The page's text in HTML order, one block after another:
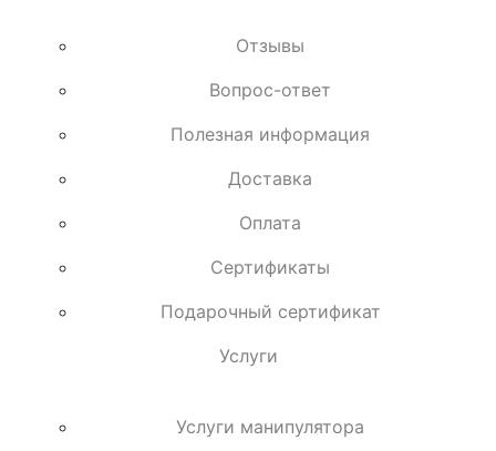
Отзывы
Вопрос-ответ
Полезная информация
Доставка
Оплата
Сертификаты
Подарочный сертификат
Услуги
Услуги манипулятора